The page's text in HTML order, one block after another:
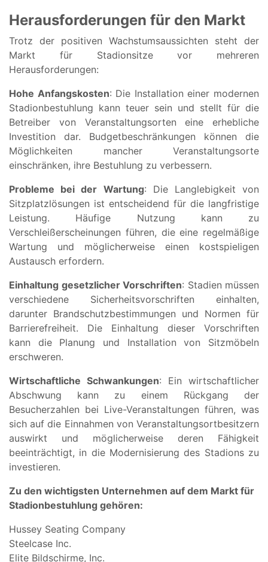
Herausforderungen für den Markt
Trotz der positiven Wachstumsaussichten steht der
Markt für Stadionsitze vor mehreren
Herausforderungen:
Hohe Anfangskosten: Die Installation einer modernen
Stadionbestuhlung kann teuer sein und stellt für die
Betreiber von Veranstaltungsorten eine erhebliche
Investition dar. Budgetbeschränkungen können die
Möglichkeiten mancher Veranstaltungsorte
einschränken, ihre Bestuhlung zu verbessern.
Probleme bei der Wartung: Die Langlebigkeit von
Sitzplatzlösungen ist entscheidend für die langfristige
Leistung. Häufige Nutzung kann zu
Verschleißerscheinungen führen, die eine regelmäßige
Wartung und möglicherweise einen kostspieligen
Austausch erfordern.
Einhaltung gesetzlicher Vorschriften: Stadien müssen
verschiedene Sicherheitsvorschriften einhalten,
darunter Brandschutzbestimmungen und Normen für
Barrierefreiheit. Die Einhaltung dieser Vorschriften
kann die Planung und Installation von Sitzmöbeln
erschweren.
Wirtschaftliche Schwankungen: Ein wirtschaftlicher
Abschwung kann zu einem Rückgang der
Besucherzahlen bei Live-Veranstaltungen führen, was
sich auf die Einnahmen von Veranstaltungsortbesitzern
auswirkt und möglicherweise deren Fähigkeit
beeinträchtigt, in die Modernisierung des Stadions zu
investieren.
Zu den wichtigsten Unternehmen auf dem Markt für
Stadionbestuhlung gehören:
Hussey Seating Company
Steelcase Inc.
Elite Bildschirme, Inc.